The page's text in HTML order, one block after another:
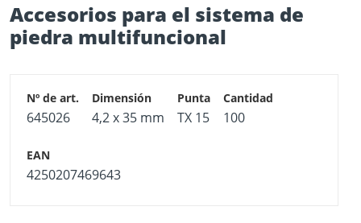
Accesorios para el sistema de
piedra multifuncional
645026 4,2 x 35 mm TX 15 100
4250207469643